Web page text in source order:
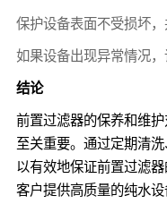
保护设备表面不受损坏，
如果设备出现异常情况，
结论
前置过滤器的保养和维
至关重要。通过定期清
以有效地保证前置过滤
客户提供高质量的纯水